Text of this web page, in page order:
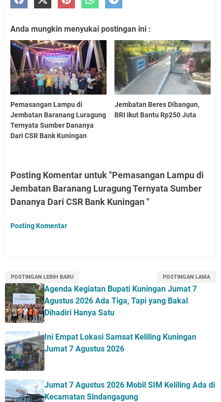
Anda mungkin menyukai postingan ini :
Pemasangan Lampu di
Jembatan Baranang Luragung
Ternyata Sumber Dananya
Dari CSR Bank Kuningan
Jembatan Beres Dibangun,
BRI Ikut Bantu Rp250 Juta
Posting Komentar untuk "Pemasangan Lampu di
Jembatan Baranang Luragung Ternyata Sumber
Dananya Dari CSR Bank Kuningan "
Posting Komentar
POSTINGAN LEBIH BARU POSTINGAN LAMA
Agenda Kegiatan Bupati Kuningan Jumat 7
Agustus 2026 Ada Tiga, Tapi yang Bakal
Dihadiri Hanya Satu
Ini Empat Lokasi Samsat Keliling Kuningan
Jumat 7 Agustus 2026
Jumat 7 Agustus 2026 Mobil SIM Keliling Ada di
Kecamatan Sindangagung